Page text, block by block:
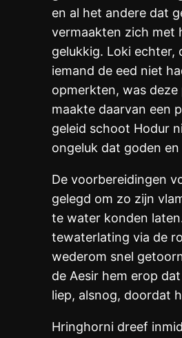
en al het andere dat
vermaakten zich met
gelukkig. Loki echter,
iemand de eed niet
opmerkten, was
maakte daarvan een
geleid schoot Hodur
ongeluk dat goden
De voorbereidingen
gelegd om zo zijn
te water konden
tewaterlating via de
wederom snel
de Aesir hem erop
liep, alsnog, doordat
Hringhorni dreef